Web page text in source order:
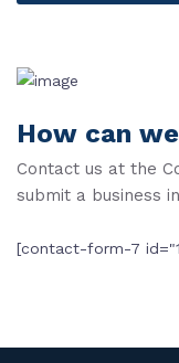
How can
Contact us at the
submit a business
[contact-form-7